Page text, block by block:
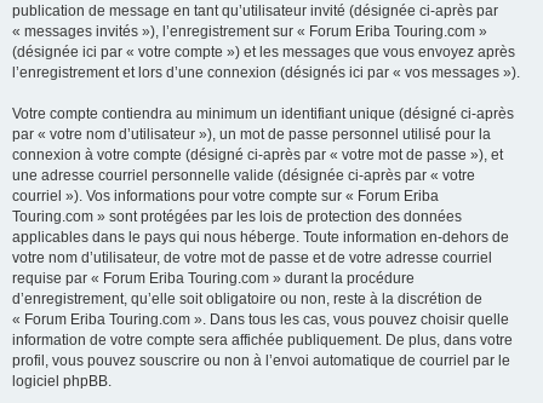
publication de message en tant qu’utilisateur invité (désignée ci-après par
« messages invités »), l’enregistrement sur « Forum Eriba Touring.com »
(désignée ici par « votre compte ») et les messages que vous envoyez après
l’enregistrement et lors d’une connexion (désignés ici par « vos messages »).
Votre compte contiendra au minimum un identifiant unique (désigné ci-après
par « votre nom d’utilisateur »), un mot de passe personnel utilisé pour la
connexion à votre compte (désigné ci-après par « votre mot de passe »), et
une adresse courriel personnelle valide (désignée ci-après par « votre
courriel »). Vos informations pour votre compte sur « Forum Eriba
Touring.com » sont protégées par les lois de protection des données
applicables dans le pays qui nous héberge. Toute information en-dehors de
votre nom d’utilisateur, de votre mot de passe et de votre adresse courriel
requise par « Forum Eriba Touring.com » durant la procédure
d’enregistrement, qu’elle soit obligatoire ou non, reste à la discrétion de
« Forum Eriba Touring.com ». Dans tous les cas, vous pouvez choisir quelle
information de votre compte sera affichée publiquement. De plus, dans votre
profil, vous pouvez souscrire ou non à l’envoi automatique de courriel par le
logiciel phpBB.